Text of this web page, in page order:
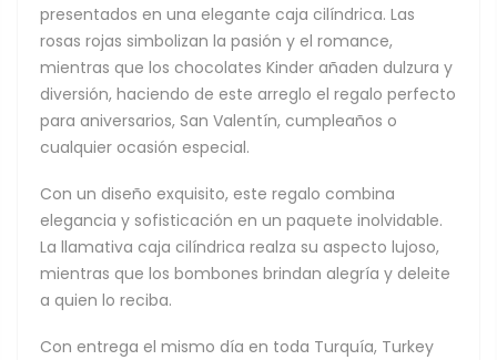
presentados en una elegante caja cilíndrica. Las
rosas rojas simbolizan la pasión y el romance,
mientras que los chocolates Kinder añaden dulzura y
diversión, haciendo de este arreglo el regalo perfecto
para aniversarios, San Valentín, cumpleaños o
cualquier ocasión especial.
Con un diseño exquisito, este regalo combina
elegancia y sofisticación en un paquete inolvidable.
La llamativa caja cilíndrica realza su aspecto lujoso,
mientras que los bombones brindan alegría y deleite
a quien lo reciba.
Con entrega el mismo día en toda Turquía, Turkey